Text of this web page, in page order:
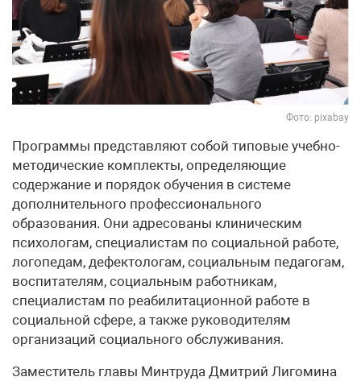
Фото: pixabay
Программы представляют собой типовые учебно-
методические комплекты, определяющие
содержание и порядок обучения в системе
дополнительного профессионального
образования. Они адресованы клиническим
психологам, специалистам по социальной работе,
логопедам, дефектологам, социальным педагогам,
воспитателям, социальным работникам,
специалистам по реабилитационной работе в
социальной сфере, а также руководителям
организаций социального обслуживания.
Заместитель главы Минтруда Дмитрий Лигомина